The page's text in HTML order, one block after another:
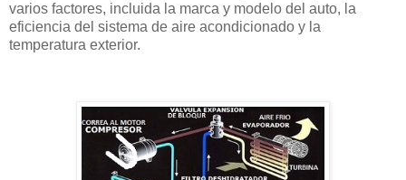
varios factores, incluida la marca y modelo del auto, la
eficiencia del sistema de aire acondicionado y la
temperatura exterior.